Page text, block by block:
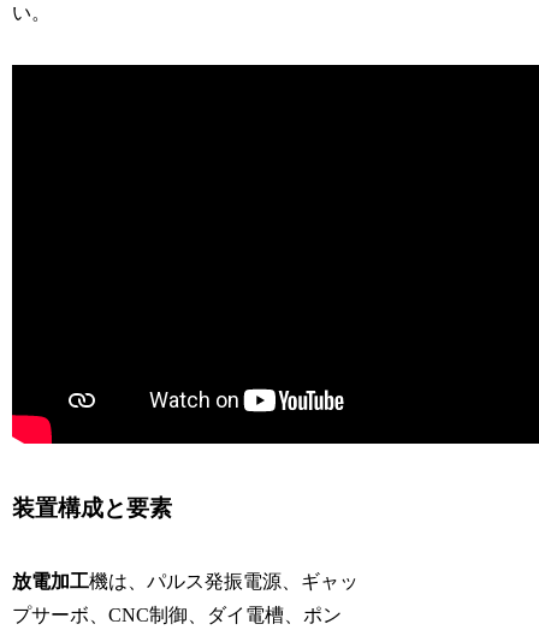
い。
装置構成と要素
放電加工機は、パルス発振電源、ギャッ
プサーボ、CNC制御、ダイ電槽、ポン